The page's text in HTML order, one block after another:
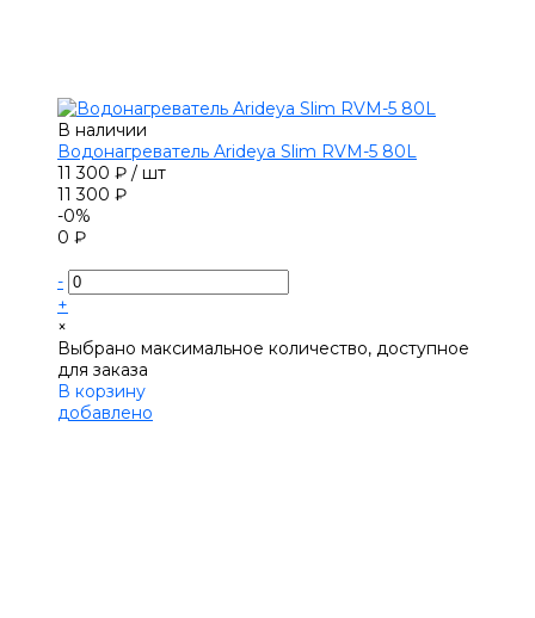
В наличии
Водонагреватель Arideya Slim RVM-5 80L
11 300 ₽ / шт
11 300 ₽
-0%
0 ₽
-
+
×
Выбрано максимальное количество, доступное
для заказа
В корзину
добавлено